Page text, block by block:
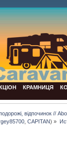
КРАМНИЦЯ
відпочинок //
,CAPITAN) »